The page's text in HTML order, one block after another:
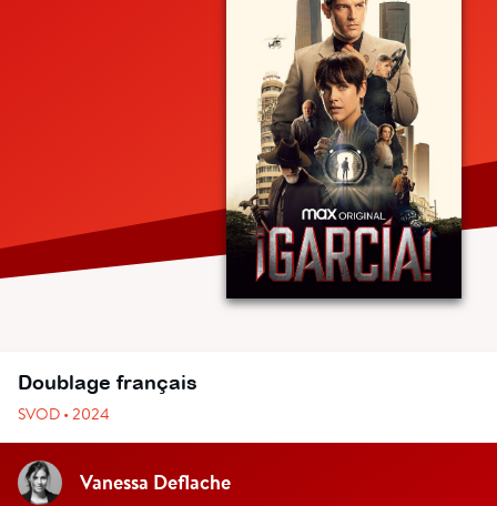
Doublage français
SVOD • 2024
Vanessa Deflache